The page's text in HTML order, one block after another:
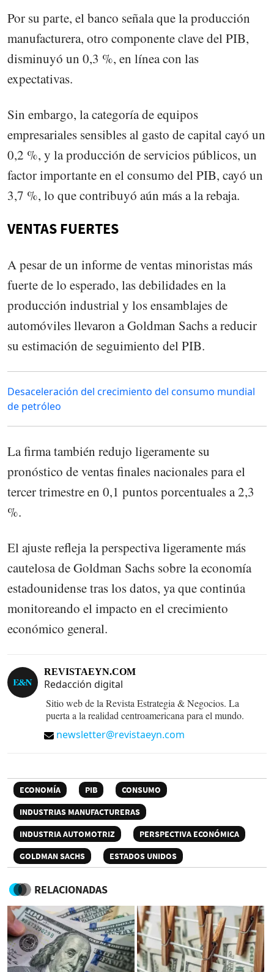
Por su parte, el banco señala que la producción
manufacturera, otro componente clave del PIB,
disminuyó un 0,3 %, en línea con las
expectativas.
Sin embargo, la categoría de equipos
empresariales sensibles al gasto de capital cayó un
0,2 %, y la producción de servicios públicos, un
factor importante en el consumo del PIB, cayó un
3,7 %, lo que contribuyó aún más a la rebaja.
VENTAS FUERTES
A pesar de un informe de ventas minoristas más
fuerte de lo esperado, las debilidades en la
producción industrial y los ensamblajes de
automóviles llevaron a Goldman Sachs a reducir
su estimación de seguimiento del PIB.
Desaceleración del crecimiento del consumo mundial
de petróleo
La firma también redujo ligeramente su
pronóstico de ventas finales nacionales para el
tercer trimestre en 0,1 puntos porcentuales a 2,3
%.
El ajuste refleja la perspectiva ligeramente más
cautelosa de Goldman Sachs sobre la economía
estadounidense tras los datos, ya que continúa
monitoreando el impacto en el crecimiento
económico general.
REVISTAEYN.COM
Redacción digital
Sitio web de la Revista Estrategia & Negocios. La
puerta a la realidad centroamericana para el mundo.
newsletter@revistaeyn.com
ECONOMÍA PIB
CONSUMO
INDUSTRIAS MANUFACTURERAS
INDUSTRIA AUTOMOTRIZ
PERSPECTIVA ECONÓMICA
GOLDMAN SACHS
ESTADOS UNIDOS
RELACIONADAS